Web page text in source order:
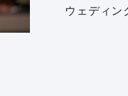
ウェディン